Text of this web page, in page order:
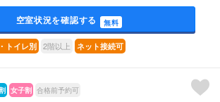
空室状況を確認する 無料
トイレ別 2階以上 ネット接続可
女子割 合格前予約可